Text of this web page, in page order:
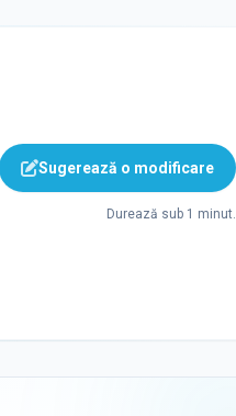
Sugerează o modificare
Durează sub 1 minut.